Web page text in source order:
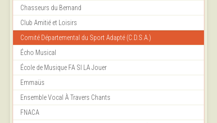
Chasseurs du Bernand
Club Amitié et Loisirs
Comité Départemental du Sport Adapté (C.D.S.A.)
Écho Musical
École de Musique FA SI LA Jouer
Emmaüs
Ensemble Vocal À Travers Chants
FNACA